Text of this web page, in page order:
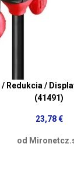
/ Redukcia /
(41491)
23,78 €
od